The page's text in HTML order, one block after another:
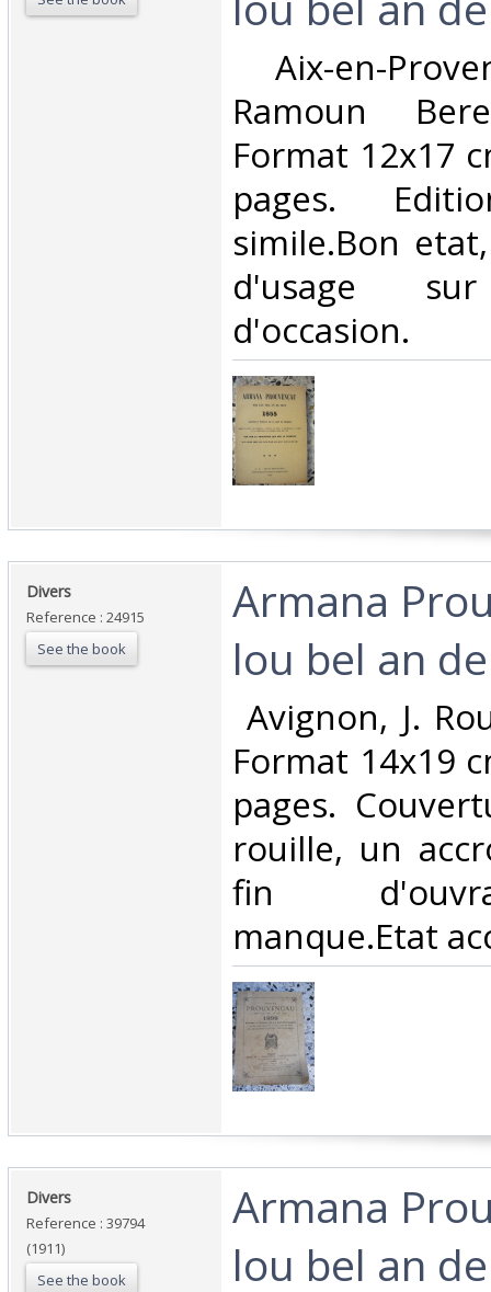
Aix-en-
Ramoun
Format 12x17
pages.
simile.Bon
d'usage
d'occasion.‎
‎Divers‎
Reference : 24915
See the book
‎Armana
lou bel an
Avignon, J.
Format 14x19
pages.
rouille, un
fin
manque.Etat
‎Divers‎
Reference : 39794
(1911)
See the book
‎Armana
lou bel an